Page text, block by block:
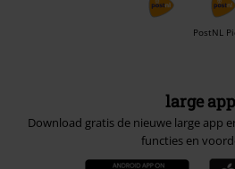
PostNL
large app
Download gratis de nieuwe large app
functies en